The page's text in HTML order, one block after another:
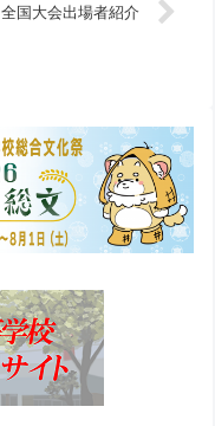
全国大会出場者紹介